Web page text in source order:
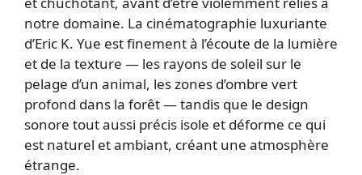
notre domaine. La cinématographie luxuriante
d’Eric K. Yue est finement à l’écoute de la lumière
et de la texture — les rayons de soleil sur le
pelage d’un animal, les zones d’ombre vert
profond dans la forêt — tandis que le design
sonore tout aussi précis isole et déforme ce qui
est naturel et ambiant, créant une atmosphère
étrange.